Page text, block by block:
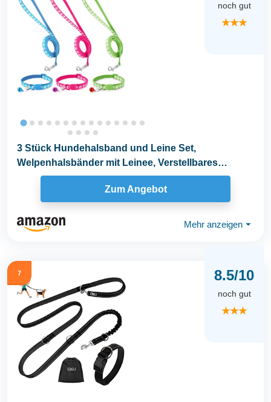
noch gut
★★★
3 Stück Hundehalsband und Leine Set,
Welpenhalsbänder mit Leinee, Verstellbares
Hundehalsband mit...
Zum Angebot
Mehr anzeigen ⏷
7 8.5/10
noch gut
★★★